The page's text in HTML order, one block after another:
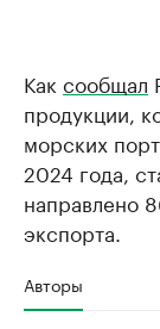
Как сообщал
продукции,
морских
2024 года,
направлено
экспорта.
Авторы